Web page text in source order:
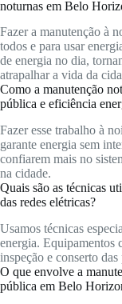
noturnas em Belo
Fazer a manutenção à
todos e para usar
de energia no dia,
atrapalhar a vida da
Como a manutenção
pública e eficiência
Fazer esse trabalho à
garante energia sem
confiarem mais no
na cidade.
Quais são as técnicas
das redes elétricas?
Usamos técnicas
energia. Equipamentos
inspeção e conserto
O que envolve a
pública em Belo